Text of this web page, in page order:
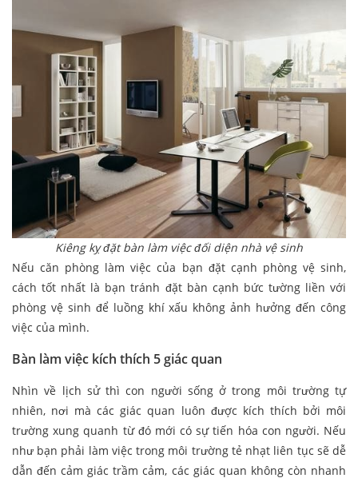
Kiêng kỵ đặt bàn làm việc đối diện nhà vệ sinh
Nếu căn phòng làm việc của bạn đặt cạnh phòng vệ sinh,
cách tốt nhất là bạn tránh đặt bàn cạnh bức tường liền với
phòng vệ sinh để luồng khí xấu không ảnh hưởng đến công
việc của mình.
Bàn làm việc kích thích 5 giác quan
Nhìn về lịch sử thì con người sống ở trong môi trường tự
nhiên, nơi mà các giác quan luôn được kích thích bởi môi
trường xung quanh từ đó mới có sự tiến hóa con người. Nếu
như bạn phải làm việc trong môi trường tẻ nhạt liên tục sẽ dễ
dẫn đến cảm giác trầm cảm, các giác quan không còn nhanh